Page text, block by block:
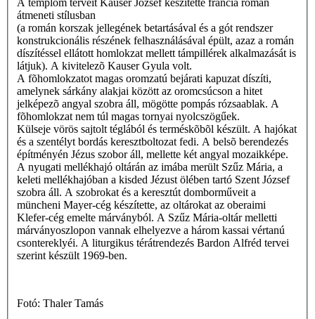
A templom terveit Kauser József készítette francia román
átmeneti stílusban
(a román korszak jellegének betartásával és a gót rendszer
konstrukcionális részének felhasználásával épült, azaz a román
díszítéssel ellá­tott homlokzat mellett támpillérek alkalmazását is
látjuk). A kivitelezõ Kauser Gyula volt.
A fõhomlokzatot magas oromzatú bejárati kapuzat díszíti,
amelynek sárkány alakjai között az oromcsúcson a hitet
jelképezõ angyal szobra áll, mögötte pompás rózsaablak. A
fõhomlokzat nem túl magas tornyai nyolcszögűek.
Külseje vörös sajtolt téglából és terméskõbõl készült. A hajókat
és a szentélyt bordás keresztboltozat fedi. A belsõ berendezés
építményén Jézus szobor áll, mellette két angyal mozaikképe.
A nyugati mellékhajó oltárán az imába merült Szűz Mária, a
keleti mellékhajóban a kisded Jézust ölében tartó Szent József
szobra áll. A szobrokat és a keresztút domborműveit a
müncheni Mayer-cég készítette, az oltárokat az oberaimi
Klefer-cég emelte márványból. A Szűz Mária-oltár melletti
márványoszlopon vannak elhelyezve a három kassai vértanú
csontereklyéi. A liturgikus térátrendezés Bardon Alfréd tervei
szerint készült 1969-ben.
Fotó: Thaler Tamás